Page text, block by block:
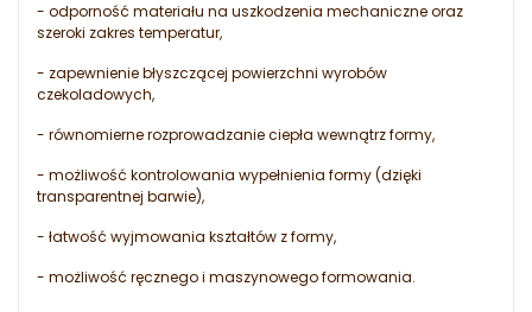
- odporność materiału na uszkodzenia mechaniczne oraz
szeroki zakres temperatur,
- zapewnienie błyszczącej powierzchni wyrobów
czekoladowych,
- równomierne rozprowadzanie ciepła wewnątrz formy,
- możliwość kontrolowania wypełnienia formy (dzięki
transparentnej barwie),
- łatwość wyjmowania kształtów z formy,
- możliwość ręcznego i maszynowego formowania.